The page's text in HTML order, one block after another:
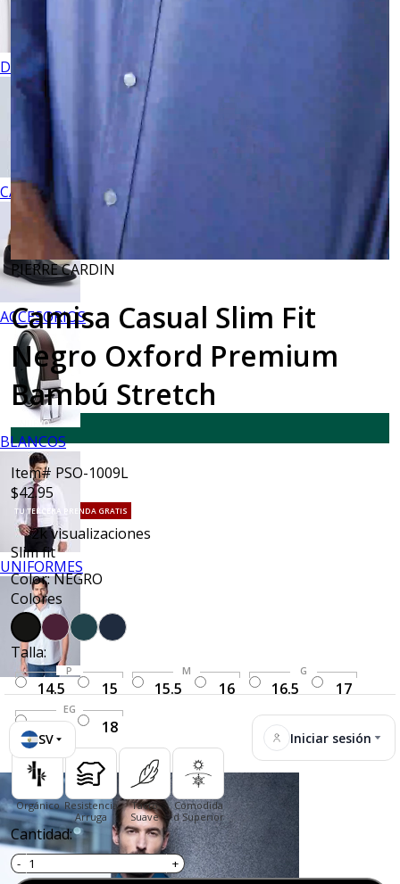
DAMA
CALZADO
ACCESORIOS
BLANCOS
UNIFORMES
SV Iniciar sesión
PIERRE CARDIN
Camisa Casual Slim Fit
Negro Oxford Premium
Bambú Stretch
NUEVO
Item# PSO-1009L
$42.95
TU TERCERA PRENDA GRATIS
2kvisualizaciones
Slim fit
Color: NEGRO
Colores
Talla:
P
14.5 15
M
15.5 16
G
16.5 17
EG
17.5 18
Orgánico Resistencia
Arruga
Tacto
Suave
Comodida
d Superior
Cantidad: